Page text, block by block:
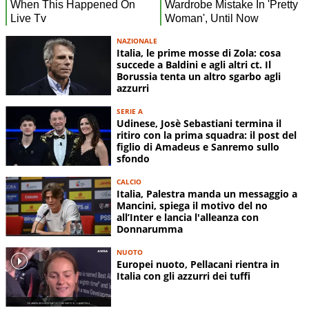
NAZIONALE
Italia, le prime mosse di Zola: cosa
succede a Baldini e agli altri ct. Il
Borussia tenta un altro sgarbo agli
azzurri
SERIE A
Udinese, Josè Sebastiani termina il
ritiro con la prima squadra: il post del
figlio di Amadeus e Sanremo sullo
sfondo
CALCIO
Italia, Palestra manda un messaggio a
Mancini, spiega il motivo del no
all’Inter e lancia l'alleanza con
Donnarumma
NUOTO
Europei nuoto, Pellacani rientra in
Italia con gli azzurri dei tuffi